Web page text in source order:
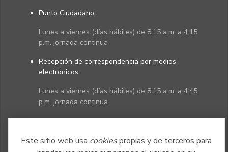
Este sitio web usa cookiespropias y de terceros para
Punto Ciudadano:
Lunes a viernes (días hábiles) de 8:15 a.m. a 4:15
p.m. jornada continua
Recepción de correspondencia por medios
electrónicos:
Lunes a viernes (días hábiles) de 8:15 a.m. a 4:45
p.m. jornada continua